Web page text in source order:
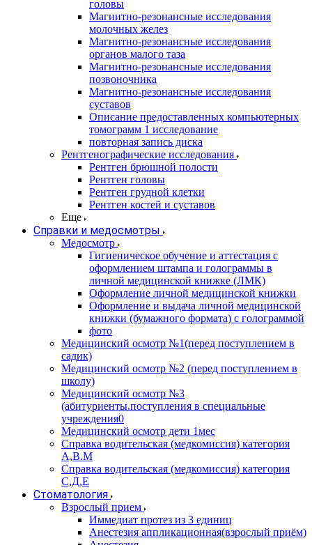
головы
Магнитно-резонансные исследования
молочных желез
Магнитно-резонансные исследования
органов малого таза
Магнитно-резонансные исследования
позвоночника
Магнитно-резонансные исследования
суставов
Описание предоставленных компьютерных
томограмм 1 исследование
повторная запись диска
Рентгенографические исследования
Рентген брюшной полости
Рентген головы
Рентген грудной клетки
Рентген костей и суставов
Еще
Справки и медосмотры
Медосмотр
Гигиеническое обучение и аттестация с
оформлением штампа и голограммы в
личной медицинской книжке (ЛМК)
Оформление личной медицинской книжки
Оформление и выдача личной медицинской
книжки (бумажного формата) с голограммой
фото
Медицинский осмотр №1(перед поступлением в
садик)
Медицинский осмотр №2 (перед поступлением в
школу)
Медицинский осмотр №3
(абитуриенты.поступления в специальные
учреждения0
Медицинский осмотр дети 1мес
Справка водительская (медкомиссия) категория
А,В.М
Справка водительская (медкомиссия) категория
С,Д,Е
Стоматология
Взрослый прием
Иммедиат протез из 3 единиц
Анестезия аппликационная(взрослый приём)